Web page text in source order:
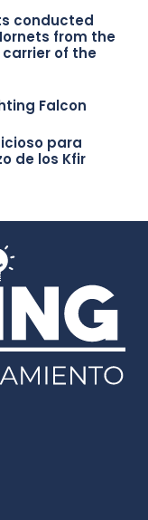
conducted
from the
carrier of the
Falcon
para
de los Kfir